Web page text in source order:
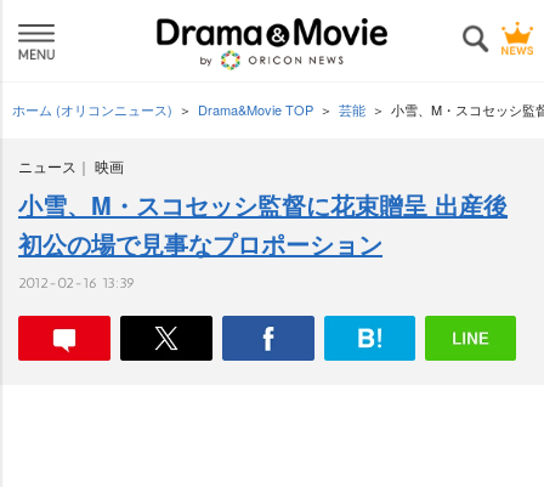
ホーム (オリコンニュース) Drama&Movie TOP 芸能 小雪、M・スコセッシ監
ニュース 映画
小雪、M・スコセッシ監督に花束贈呈 出産後
初公の場で見事なプロポーション
2012-02-16 13:39